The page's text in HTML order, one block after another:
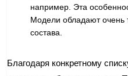
например. Эта
Модели обладают очень
состава.
Благодаря конкретному